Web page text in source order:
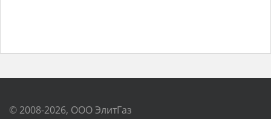
© 2008-2026, ООО ЭлитГаз